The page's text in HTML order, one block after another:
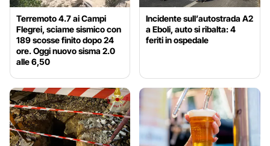
Terremoto 4.7 ai Campi
Flegrei, sciame sismico con
189 scosse finito dopo 24
ore. Oggi nuovo sisma 2.0
alle 6,50
Incidente sull’autostrada A2
a Eboli, auto si ribalta: 4
feriti in ospedale